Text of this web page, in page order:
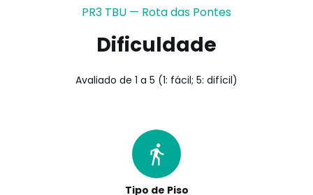
PR3 TBU — Rota das Pontes
Dificuldade
Avaliado de 1 a 5 (1: fácil; 5: difícil)
Tipo de Piso